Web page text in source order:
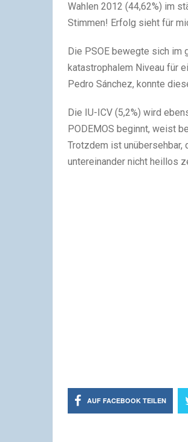
Wahlen 2012 (44,62%) im
Stimmen! Erfolg sieht für
Die PSOE bewegte sich im
katastrophalem Niveau für
Pedro Sánchez, konnte
Die IU-ICV (5,2%) wird
PODEMOS beginnt, weist
Trotzdem ist
untereinander nicht heillos
AUF FACEBOOK TEILEN